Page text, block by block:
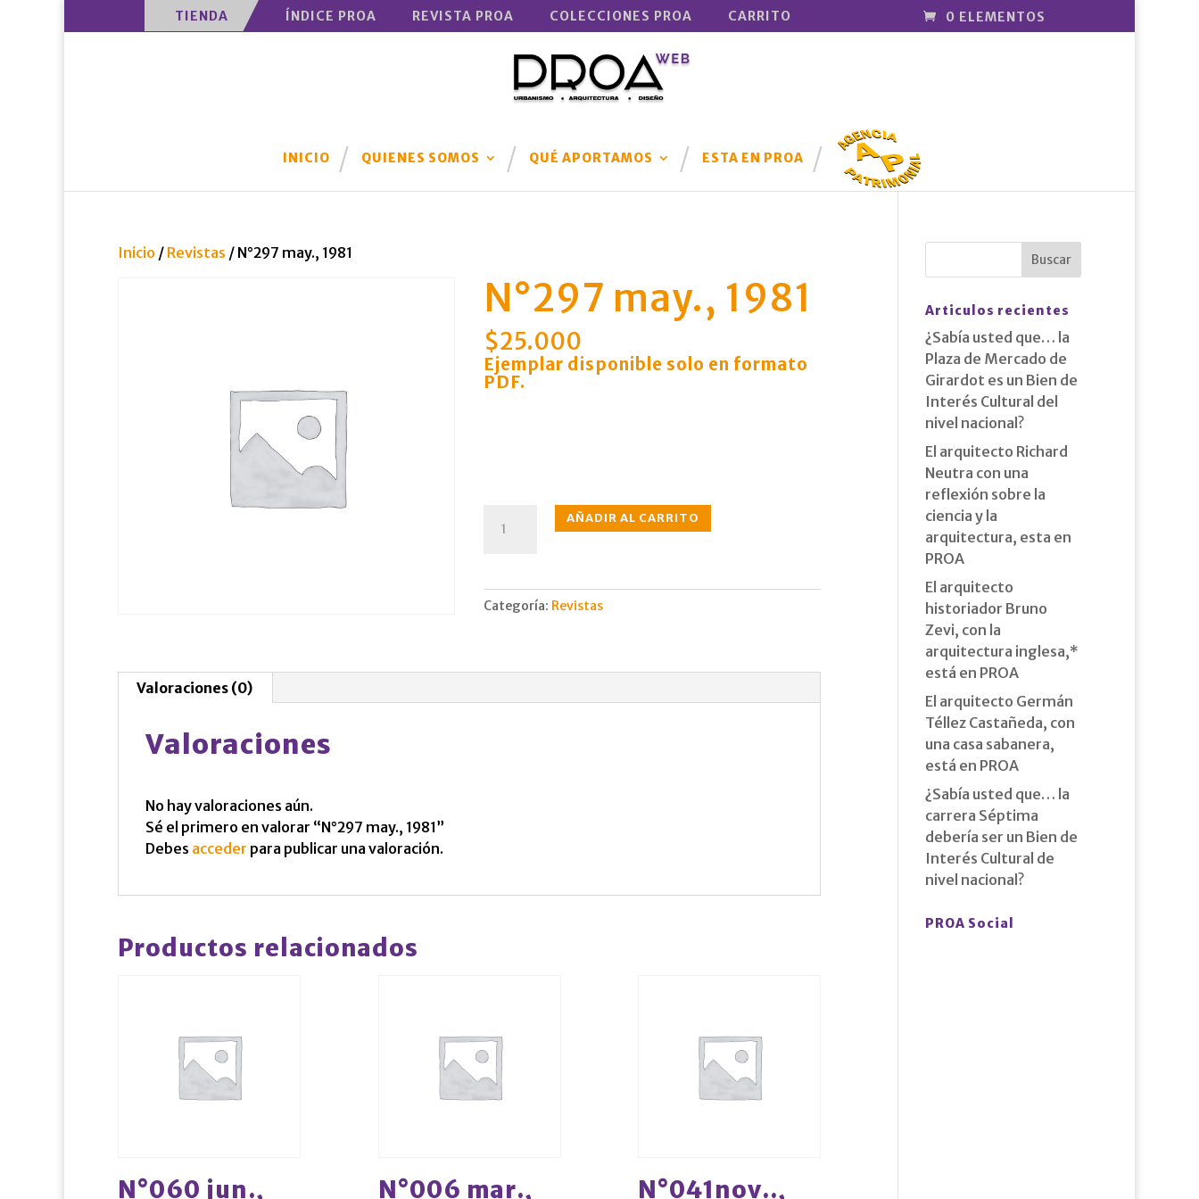
TIENDA ÍNDICE PROA REVISTA PROA COLECCIONES PROA CARRITO 0 ELEMENTOS
INICIO QUIENES SOMOS QUÉ APORTAMOS ESTA EN PROA
AGENCIA
PATRIMONI
AL
Inicio / Revistas / N°297 may., 1981
N°297 may., 1981
$25.000
Ejemplar disponible solo en formato
PDF.
may.,
AÑADIR AL CARRITO
Categoría: Revistas
Valoraciones (0)
Valoraciones
No hay valoraciones aún.
Sé el primero en valorar “N°297 may., 1981”
Debes acceder para publicar una valoración.
Productos relacionados
N°060 jun., N°006 mar., N°041nov..,
Articulos recientes
¿Sabía usted que… la
Plaza de Mercado de
Girardot es un Bien de
Interés Cultural del
nivel nacional?
El arquitecto Richard
Neutra con una
reflexión sobre la
ciencia y la
arquitectura, esta en
PROA
El arquitecto
historiador Bruno
Zevi, con la
arquitectura inglesa,*
está en PROA
El arquitecto Germán
Téllez Castañeda, con
una casa sabanera,
está en PROA
¿Sabía usted que… la
carrera Séptima
debería ser un Bien de
Interés Cultural de
nivel nacional?
PROA Social